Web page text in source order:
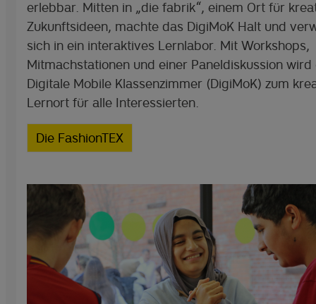
erlebbar. Mitten in „die fabrik“, einem Ort für
Zukunftsideen, machte das DigiMoK Halt und
sich in ein interaktives Lernlabor. Mit Workshops,
Mitmachstationen und einer Paneldiskussion wird
Digitale Mobile Klassenzimmer (DigiMoK) zum
Lernort für alle Interessierten.
Die FashionTEX